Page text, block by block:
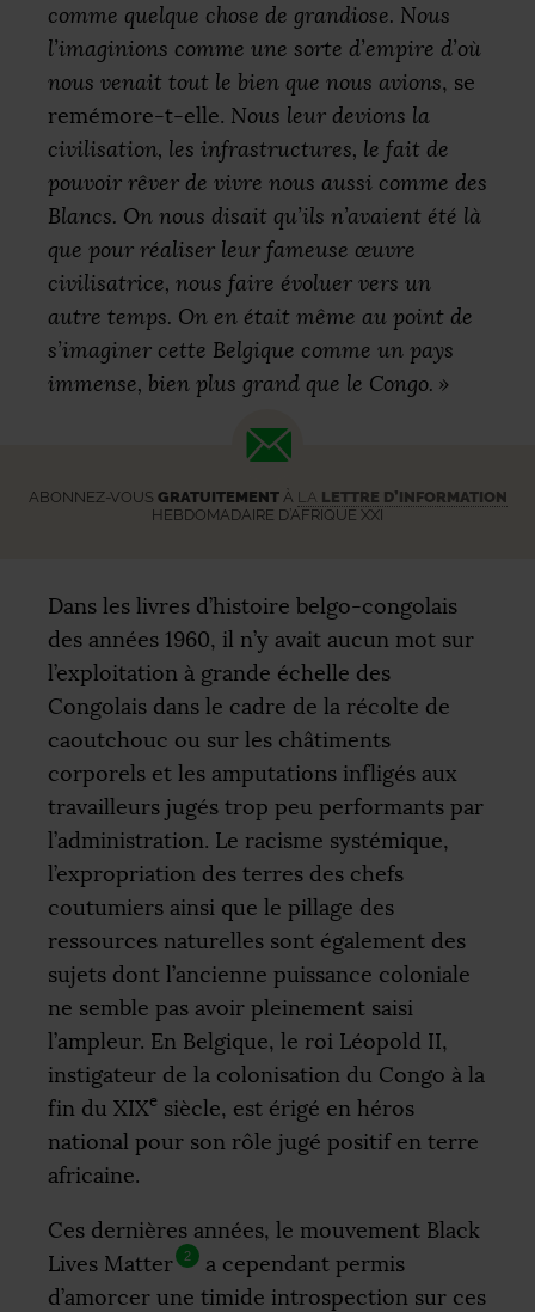
comme quelque chose de grandiose. Nous
l’imaginions comme une sorte d’empire d’où
nous venait tout le bien que nous avions, se
remémore-t-elle. Nous leur devions la
civilisation, les infrastructures, le fait de
pouvoir rêver de vivre nous aussi comme des
Blancs. On nous disait qu’ils n’avaient été là
que pour réaliser leur fameuse œuvre
civilisatrice, nous faire évoluer vers un
autre temps. On en était même au point de
s’imaginer cette Belgique comme un pays
immense, bien plus grand que le Congo. »
ABONNEZ-VOUS GRATUITEMENTÀ LA LETTRE D’INFORMATION
HEBDOMADAIRE D’AFRIQUE XXI
Dans les livres d’histoire belgo-congolais
des années 1960, il n’y avait aucun mot sur
l’exploitation à grande échelle des
Congolais dans le cadre de la récolte de
caoutchouc ou sur les châtiments
corporels et les amputations infligés aux
travailleurs jugés trop peu performants par
l’administration. Le racisme systémique,
l’expropriation des terres des chefs
coutumiers ainsi que le pillage des
ressources naturelles sont également des
sujets dont l’ancienne puissance coloniale
ne semble pas avoir pleinement saisi
l’ampleur. En Belgique, le roi Léopold II,
instigateur de la colonisation du Congo à la
fin du XIXe siècle, est érigé en héros
national pour son rôle jugé positif en terre
africaine.
Ces dernières années, le mouvement Black
Lives Matter
2
a cependant permis
d’amorcer une timide introspection sur ces